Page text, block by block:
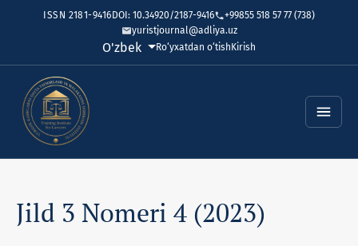
ISSN 2181-9416DOI: 10.34920/2187-9416
+99855 518 57 77 (738)
yuristjournal@adliya.uz
Tilni o'zgartirish. Joriy til:
O'zbek Ro‘yxatdan o‘tish Kirish
Jild 3 Nomeri 4 (2023)